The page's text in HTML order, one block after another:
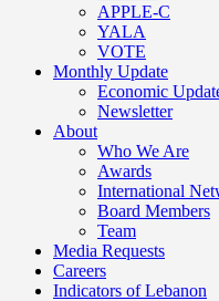
APPLE-C
YALA
VOTE
Monthly Update
Economic
Newsletter
About
Who We Are
Awards
International
Board Members
Team
Media Requests
Careers
Indicators of Lebanon